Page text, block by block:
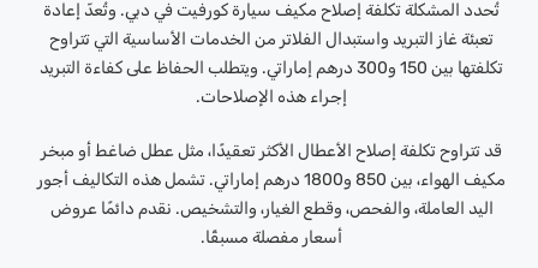
تُحدد المشكلة تكلفة إصلاح مكيف سيارة كورفيت في دبي. وتُعدّ إعادة
تعبئة غاز التبريد واستبدال الفلاتر من الخدمات الأساسية التي تتراوح
تكلفتها بين 150 و300 درهم إماراتي. ويتطلب الحفاظ على كفاءة التبريد
إجراء هذه الإصلاحات.
قد تتراوح تكلفة إصلاح الأعطال الأكثر تعقيدًا، مثل عطل ضاغط أو مبخر
مكيف الهواء، بين 850 و1800 درهم إماراتي. تشمل هذه التكاليف أجور
اليد العاملة، والفحص، وقطع الغيار، والتشخيص. نقدم دائمًا عروض
أسعار مفصلة مسبقًا.